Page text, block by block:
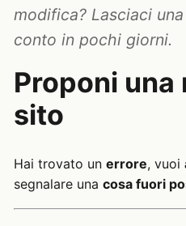
modifica? Lasciaci
conto in pochi giorni.
Proponi
sito
Hai trovato un errore, vuoi
segnalare una cosa fuori